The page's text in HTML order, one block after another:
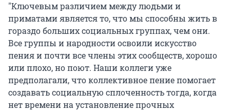
"Ключевым различием между людьми и
приматами является то, что мы способны жить в
гораздо больших социальных группах, чем они.
Все группы и народности освоили искусство
пения и почти все члены этих сообществ, хорошо
или плохо, но поют. Наши коллеги уже
предполагали, что коллективное пение помогает
создавать социальную сплоченность тогда, когда
нет времени на установление прочных